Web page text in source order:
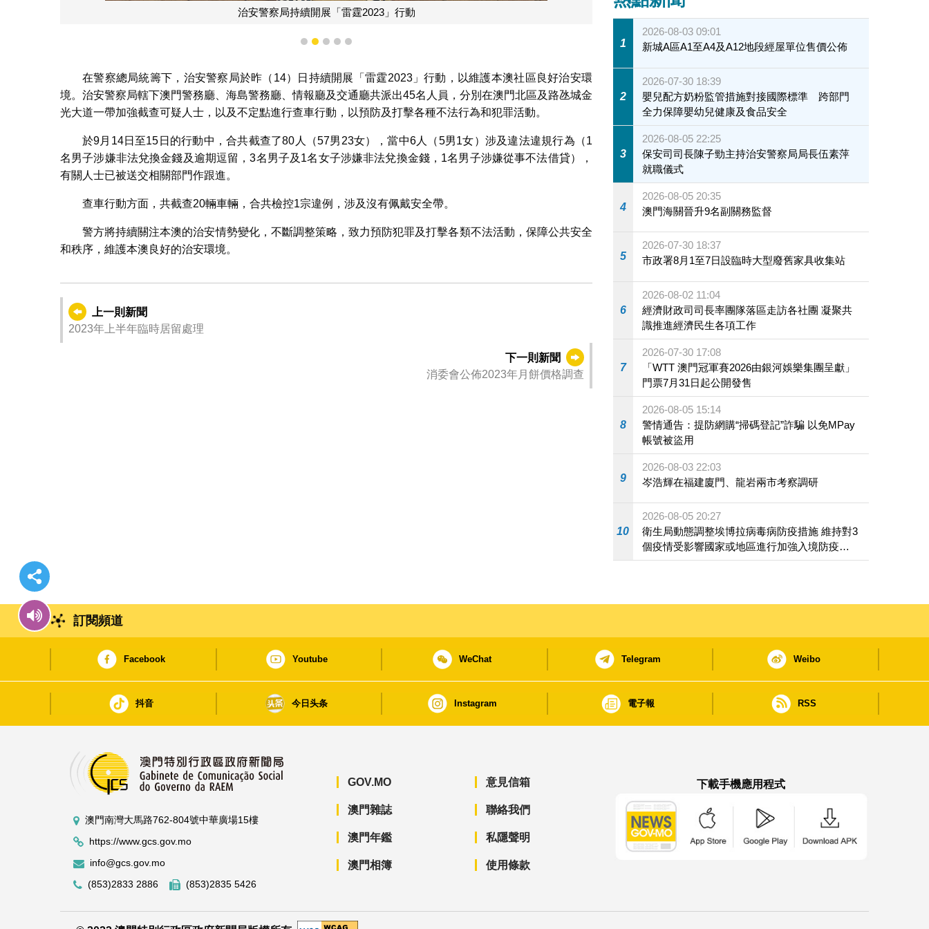
治安警察局持續開展「雷霆2023」行動
1 2 3 4 5
在警察總局統籌下，治安警察局於昨（14）日持續開展「雷霆2023」行動，以維護本澳社區良好治安環
境。治安警察局轄下澳門警務廳、海島警務廳、情報廳及交通廳共派出45名人員，分別在澳門北區及路氹城金
光大道一帶加強截查可疑人士，以及不定點進行查車行動，以預防及打擊各種不法行為和犯罪活動。
於9月14日至15日的行動中，合共截查了80人（57男23女），當中6人（5男1女）涉及違法違規行為（1
名男子涉嫌非法兌換金錢及逾期逗留，3名男子及1名女子涉嫌非法兌換金錢，1名男子涉嫌從事不法借貸），
有關人士已被送交相關部門作跟進。
查車行動方面，共截查20輛車輛，合共檢控1宗違例，涉及沒有佩戴安全帶。
警方將持續關注本澳的治安情勢變化，不斷調整策略，致力預防犯罪及打擊各類不法活動，保障公共安全
和秩序，維護本澳良好的治安環境。
上一則新聞
2023年上半年臨時居留處理
下一則新聞
消委會公佈2023年月餅價格調查
1
2026-08-03 09:01
新城A區A1至A4及A12地段經屋單位售價公佈
2
2026-07-30 18:39
嬰兒配方奶粉監管措施對接國際標準 跨部門
全力保障嬰幼兒健康及食品安全
3
2026-08-05 22:25
保安司司長陳子勁主持治安警察局局長伍素萍
就職儀式
4
2026-08-05 20:35
澳門海關晉升9名副關務監督
5
2026-07-30 18:37
市政署8月1至7日設臨時大型廢舊家具收集站
6
2026-08-02 11:04
經濟財政司司長率團隊落區走訪各社團 凝聚共
識推進經濟民生各項工作
7
2026-07-30 17:08
「WTT 澳門冠軍賽2026由銀河娛樂集團呈獻」
門票7月31日起公開發售
8
2026-08-05 15:14
警情通告：提防網購“掃碼登記”詐騙 以免MPay
帳號被盜用
9
2026-08-03 22:03
岑浩輝在福建廈門、龍岩兩市考察調研
10
2026-08-05 20:27
衛生局動態調整埃博拉病毒病防疫措施 維持對3
個疫情受影響國家或地區進行加強入境防疫措
施
訂閱頻道
Facebook Youtube WeChat Telegram Weibo
抖音 今日头条 Instagram 電子報 RSS
澳門南灣大馬路762-804號中華廣場15樓
https://www.gcs.gov.mo
info@gcs.gov.mo
(853)2833 2886
(853)2835 5426
GOV.MO
澳門雜誌
澳門年鑑
澳門相簿
意見信箱
聯絡我們
私隱聲明
使用條款
下載手機應用程式